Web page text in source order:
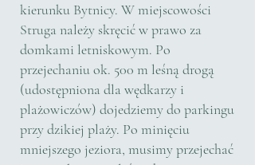
kierunku Bytnicy. W miejscowości
Struga należy skręcić w prawo za
domkami letniskowym. Po
przejechaniu ok. 500 m leśną drogą
(udostępniona dla wędkarzy i
plażowiczów) dojedziemy do parkingu
przy dzikiej plaży. Po minięciu
mniejszego jeziora, musimy przejechać